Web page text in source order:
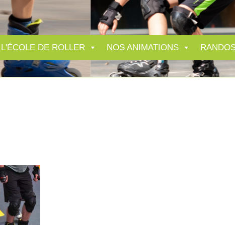
L'ÉCOLE DE ROLLER NOS ANIMATIONS